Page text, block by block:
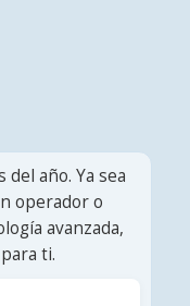
año. Ya sea
operador o
avanzada,
ti.